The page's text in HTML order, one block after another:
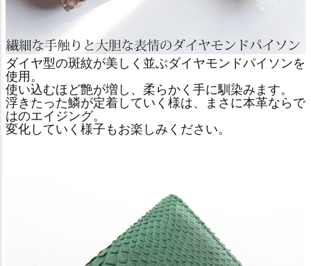
ダイヤ型の斑紋が美しく並ぶダイヤモンドパイソンを
使用。
使い込むほど艶が増し、柔らかく手に馴染みます。
浮きたった鱗が定着していく様は、まさに本革ならで
はのエイジング。
変化していく様子もお楽しみください。